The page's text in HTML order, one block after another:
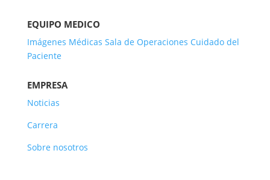
EQUIPO MEDICO
Imágenes Médicas Sala de Operaciones Cuidado del
Paciente
EMPRESA
Noticias
Carrera
Sobre nosotros